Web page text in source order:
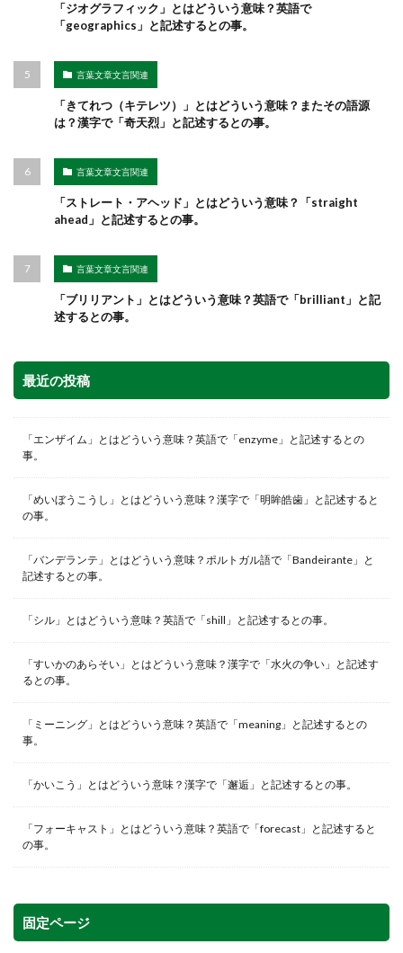
「ジオグラフィック」とはどういう意味？英語で
「geographics」と記述するとの事。
言葉文章文言関連
「きてれつ（キテレツ）」とはどういう意味？またその語源
は？漢字で「奇天烈」と記述するとの事。
言葉文章文言関連
「ストレート・アヘッド」とはどういう意味？「straight
ahead」と記述するとの事。
言葉文章文言関連
「ブリリアント」とはどういう意味？英語で「brilliant」と記
述するとの事。
最近の投稿
「エンザイム」とはどういう意味？英語で「enzyme」と記述するとの
事。
「めいぼうこうし」とはどういう意味？漢字で「明眸皓歯」と記述すると
の事。
「バンデランテ」とはどういう意味？ポルトガル語で「Bandeirante」と
記述するとの事。
「シル」とはどういう意味？英語で「shill」と記述するとの事。
「すいかのあらそい」とはどういう意味？漢字で「水火の争い」と記述す
るとの事。
「ミーニング」とはどういう意味？英語で「meaning」と記述するとの
事。
「かいこう」とはどういう意味？漢字で「邂逅」と記述するとの事。
「フォーキャスト」とはどういう意味？英語で「forecast」と記述すると
の事。
固定ページ